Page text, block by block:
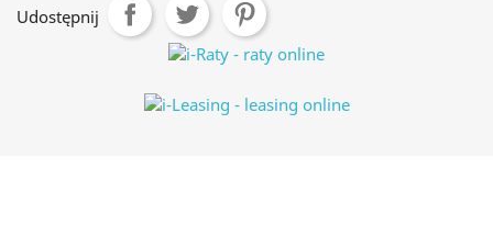
Udostępnij